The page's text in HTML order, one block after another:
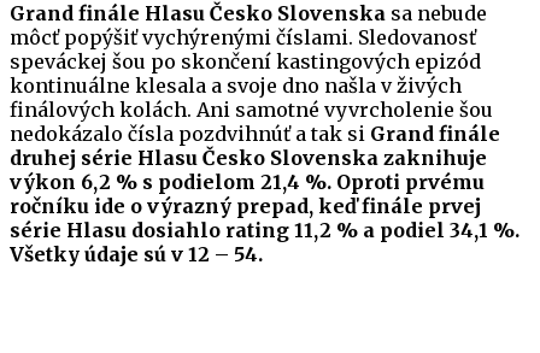
Grand finále Hlasu Česko Slovenska sa nebude
môcť popýšiť vychýrenými číslami. Sledovanosť
speváckej šou po skončení kastingových epizód
kontinuálne klesala a svoje dno našla v živých
finálových kolách. Ani samotné vyvrcholenie šou
nedokázalo čísla pozdvihnúť a tak si Grand finále
druhej série Hlasu Česko Slovenska zaknihuje
výkon 6,2 % s podielom 21,4 %. Oproti prvému
ročníku ide o výrazný prepad, keď finále prvej
série Hlasu dosiahlo rating 11,2 % a podiel 34,1 %.
Všetky údaje sú v 12 – 54.